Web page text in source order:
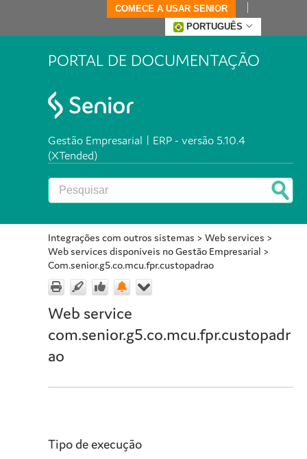
COMECE A USAR SENIOR
PORTUGUÊS
PORTAL DE DOCUMENTAÇÃO
Gestão Empresarial | ERP - versão 5.10.4
(XTended)
Integrações com outros sistemas > Web services >
Web services disponíveis no Gestão Empresarial >
Com.senior.g5.co.mcu.fpr.custopadrao
Web service
com.senior.g5.co.mcu.fpr.custopadr
ao
Tipo de execução